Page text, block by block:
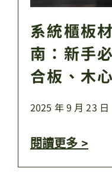
系統櫃板
南：新手
合板、木
2025 年 9 月 23 日
閱讀更多 >